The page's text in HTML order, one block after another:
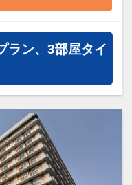
～2027年3月
：DP-1-
ラン、3部屋タイ